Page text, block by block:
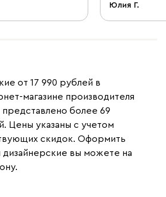
Юлия Г.
от 17 990 рублей в
магазине производителя
представлено более 69
Цены указаны с учетом
скидок. Оформить
вы можете на